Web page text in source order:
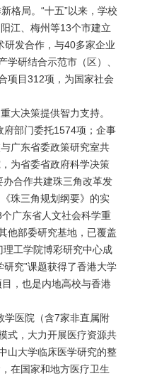
格局。“十五”以来，学校
江、梅州等13个市建立
研发合作，与40多家企业
研结合示范市（区）、
项目312项，为国家社会
大决策提供智力支持。
部门委托1574项；企事
广东省委政策研究室共
为省委省政府科学决策
合作共建珠三角改革发
珠三角规划纲要》的实
广东省人文社会科学重
他部委研究基地，已覆盖
工学院博彩研究中心成
究”课题获得了香港大学
，也是内地高校与香港
学医院（含7家非直属附
式，大力开展医疗资源共
山大学临床医学研究的整
在国家和地方医疗卫生